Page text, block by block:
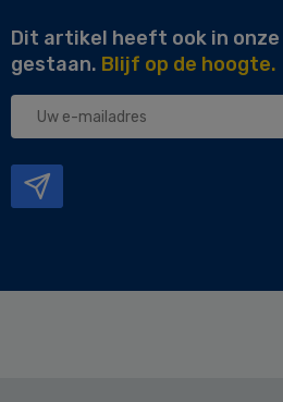
Dit artikel heeft ook in
gestaan. Blijf op de hoogte.
Uw